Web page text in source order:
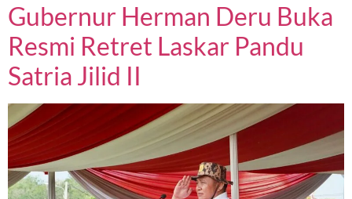
Gubernur Herman Deru Buka
Resmi Retret Laskar Pandu
Satria Jilid II